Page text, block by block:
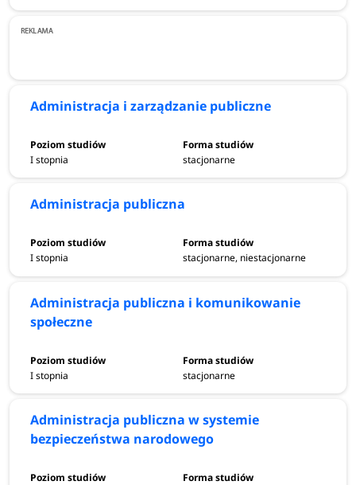
Administracja i zarządzanie publiczne
I stopnia stacjonarne
Administracja publiczna
I stopnia stacjonarne, niestacjonarne
Administracja publiczna i komunikowanie
społeczne
I stopnia stacjonarne
Administracja publiczna w systemie
bezpieczeństwa narodowego